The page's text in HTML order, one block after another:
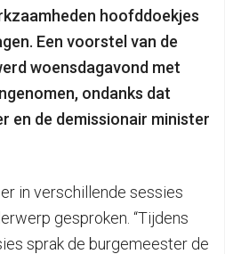
hoofddoekjes
Een voorstel van de
woensdagavond met
ondanks dat
en de demissionair minister
in verschillende sessies
gesproken. “Tijdens
sprak de burgemeester de